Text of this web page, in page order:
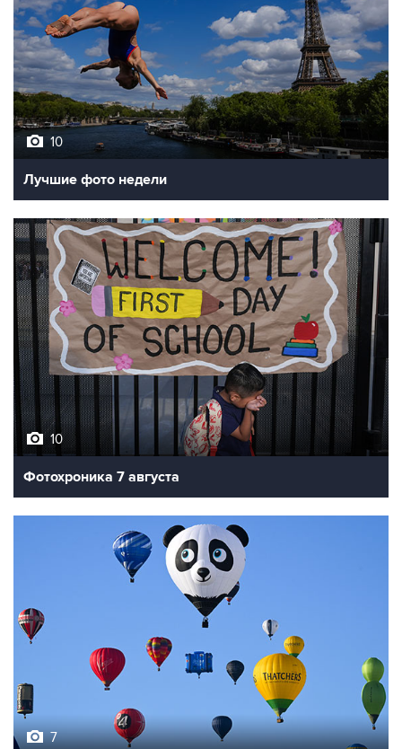
10
Лучшие фото недели
10
Фотохроника 7 августа
7